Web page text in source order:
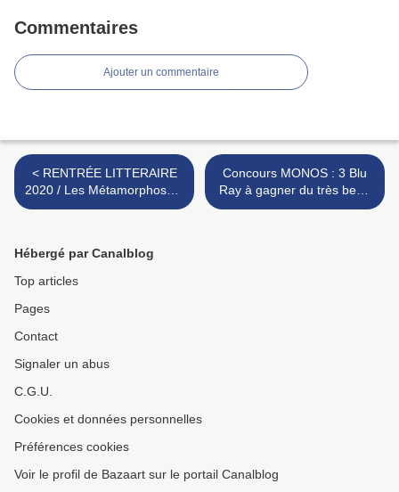
Commentaires
Ajouter un commentaire
< RENTRÉE LITTERAIRE
2020 / Les Métamorphoses;
Camille Brunel : une fable
Concours MONOS : 3 Blu
Ray à gagner du très beau
poème visuel d'Alejandro
Hébergé par Canalblog
Top articles
Pages
Contact
Signaler un abus
C.G.U.
Cookies et données personnelles
Préférences cookies
Voir le profil de Bazaart sur le portail Canalblog